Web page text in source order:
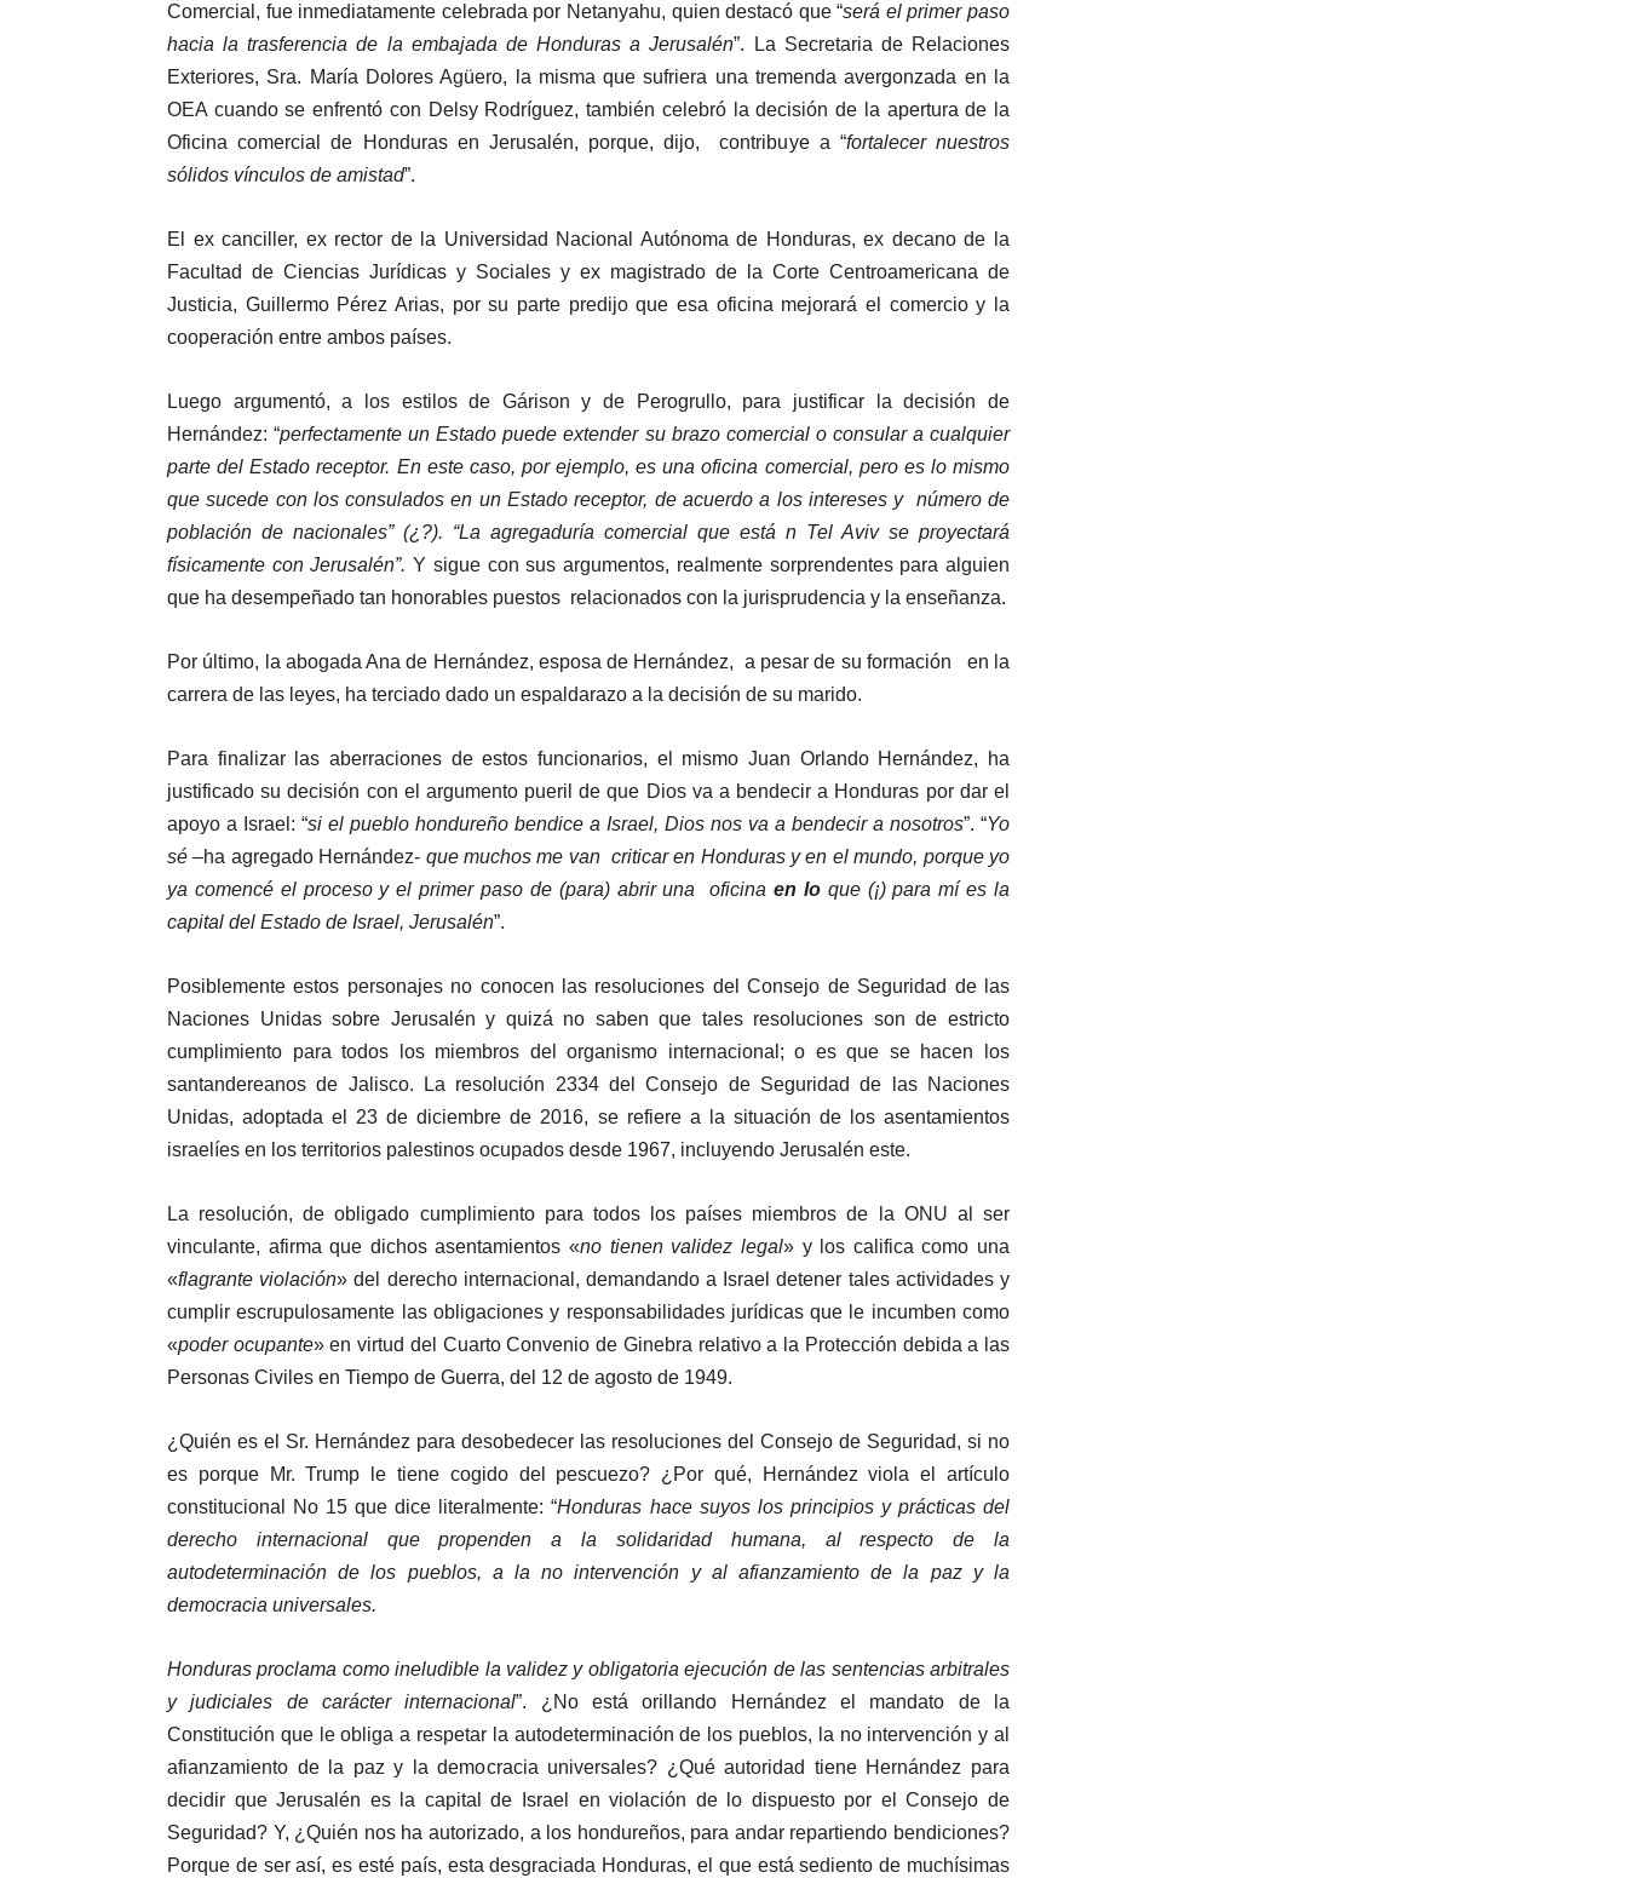
Comercial, fue inmediatamente celebrada por Netanyahu, quien destacó que “será el primer paso
hacia la trasferencia de la embajada de Honduras a Jerusalén”. La Secretaria de Relaciones
Exteriores, Sra. María Dolores Agüero, la misma que sufriera una tremenda avergonzada en la
OEA cuando se enfrentó con Delsy Rodríguez, también celebró la decisión de la apertura de la
Oficina comercial de Honduras en Jerusalén, porque, dijo, contribuye a “fortalecer nuestros
sólidos vínculos de amistad”.
El ex canciller, ex rector de la Universidad Nacional Autónoma de Honduras, ex decano de la
Facultad de Ciencias Jurídicas y Sociales y ex magistrado de la Corte Centroamericana de
Justicia, Guillermo Pérez Arias, por su parte predijo que esa oficina mejorará el comercio y la
cooperación entre ambos países.
Luego argumentó, a los estilos de Gárison y de Perogrullo, para justificar la decisión de
Hernández: “perfectamente un Estado puede extender su brazo comercial o consular a cualquier
parte del Estado receptor. En este caso, por ejemplo, es una oficina comercial, pero es lo mismo
que sucede con los consulados en un Estado receptor, de acuerdo a los intereses y número de
población de nacionales” (¿?). “La agregaduría comercial que está n Tel Aviv se proyectará
físicamente con Jerusalén”. Y sigue con sus argumentos, realmente sorprendentes para alguien
que ha desempeñado tan honorables puestos relacionados con la jurisprudencia y la enseñanza.
Por último, la abogada Ana de Hernández, esposa de Hernández, a pesar de su formación en la
carrera de las leyes, ha terciado dado un espaldarazo a la decisión de su marido.
Para finalizar las aberraciones de estos funcionarios, el mismo Juan Orlando Hernández, ha
justificado su decisión con el argumento pueril de que Dios va a bendecir a Honduras por dar el
apoyo a Israel: “si el pueblo hondureño bendice a Israel, Dios nos va a bendecir a nosotros”. “Yo
sé –ha agregado Hernández- que muchos me van criticar en Honduras y en el mundo, porque yo
ya comencé el proceso y el primer paso de (para) abrir una oficina en loque (¡) para mí es la
capital del Estado de Israel, Jerusalén”.
Posiblemente estos personajes no conocen las resoluciones del Consejo de Seguridad de las
Naciones Unidas sobre Jerusalén y quizá no saben que tales resoluciones son de estricto
cumplimiento para todos los miembros del organismo internacional; o es que se hacen los
santandereanos de Jalisco. La resolución 2334 del Consejo de Seguridad de las Naciones
Unidas, adoptada el 23 de diciembre de 2016, se refiere a la situación de los asentamientos
israelíes en los territorios palestinos ocupados desde 1967, incluyendo Jerusalén este.
La resolución, de obligado cumplimiento para todos los países miembros de la ONU al ser
vinculante, afirma que dichos asentamientos «no tienen validez legal» y los califica como una
«flagrante violación» del derecho internacional, demandando a Israel detener tales actividades y
cumplir escrupulosamente las obligaciones y responsabilidades jurídicas que le incumben como
«poder ocupante» en virtud del Cuarto Convenio de Ginebra relativo a la Protección debida a las
Personas Civiles en Tiempo de Guerra, del 12 de agosto de 1949.
¿Quién es el Sr. Hernández para desobedecer las resoluciones del Consejo de Seguridad, si no
es porque Mr. Trump le tiene cogido del pescuezo? ¿Por qué, Hernández viola el artículo
constitucional No 15 que dice literalmente: “Honduras hace suyos los principios y prácticas del
derecho internacional que propenden a la solidaridad humana, al respecto de la
autodeterminación de los pueblos, a la no intervención y al afianzamiento de la paz y la
democracia universales.
Honduras proclama como ineludible la validez y obligatoria ejecución de las sentencias arbitrales
y judiciales de carácter internacional”. ¿No está orillando Hernández el mandato de la
Constitución que le obliga a respetar la autodeterminación de los pueblos, la no intervención y al
afianzamiento de la paz y la democracia universales? ¿Qué autoridad tiene Hernández para
decidir que Jerusalén es la capital de Israel en violación de lo dispuesto por el Consejo de
Seguridad? Y, ¿Quién nos ha autorizado, a los hondureños, para andar repartiendo bendiciones?
Porque de ser así, es esté país, esta desgraciada Honduras, el que está sediento de muchísimas